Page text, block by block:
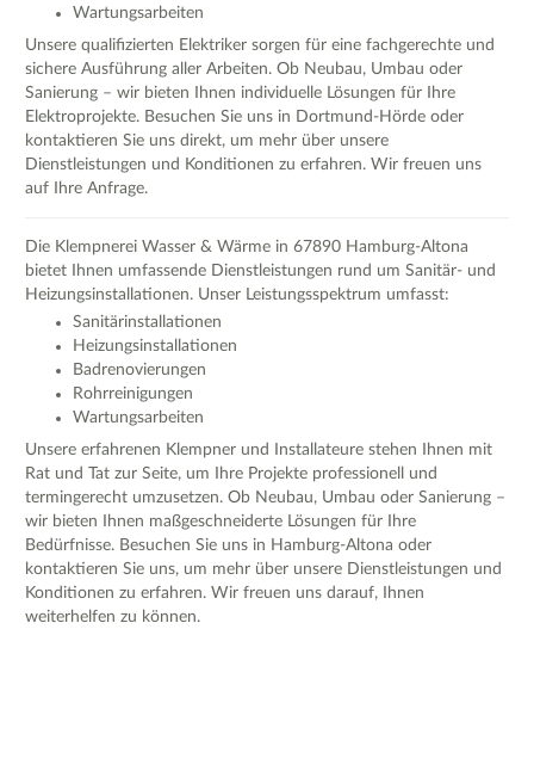
Wartungsarbeiten
Unsere qualifizierten Elektriker sorgen für eine fachgerechte und
sichere Ausführung aller Arbeiten. Ob Neubau, Umbau oder
Sanierung – wir bieten Ihnen individuelle Lösungen für Ihre
Elektroprojekte. Besuchen Sie uns in Dortmund-Hörde oder
kontaktieren Sie uns direkt, um mehr über unsere
Dienstleistungen und Konditionen zu erfahren. Wir freuen uns
auf Ihre Anfrage.
Die Klempnerei Wasser & Wärme in 67890 Hamburg-Altona
bietet Ihnen umfassende Dienstleistungen rund um Sanitär- und
Heizungsinstallationen. Unser Leistungsspektrum umfasst:
Sanitärinstallationen
Heizungsinstallationen
Badrenovierungen
Rohrreinigungen
Wartungsarbeiten
Unsere erfahrenen Klempner und Installateure stehen Ihnen mit
Rat und Tat zur Seite, um Ihre Projekte professionell und
termingerecht umzusetzen. Ob Neubau, Umbau oder Sanierung –
wir bieten Ihnen maßgeschneiderte Lösungen für Ihre
Bedürfnisse. Besuchen Sie uns in Hamburg-Altona oder
kontaktieren Sie uns, um mehr über unsere Dienstleistungen und
Konditionen zu erfahren. Wir freuen uns darauf, Ihnen
weiterhelfen zu können.